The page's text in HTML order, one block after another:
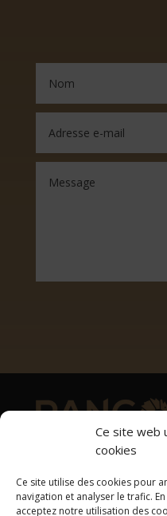
Ce site web
cookies
Ce site utilise des cookies pour
navigation et analyser le trafic.
acceptez notre utilisation des
Adresse
1169 Yens
Tél: +41 78 637 33 00